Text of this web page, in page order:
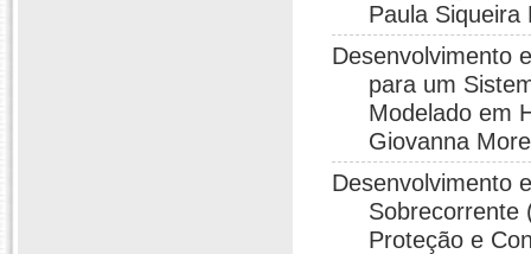
Paula Siqueira
Desenvolvimento
para um
Modelado em
Giovanna
Desenvolvimento
Sobrecorrente
Proteção e